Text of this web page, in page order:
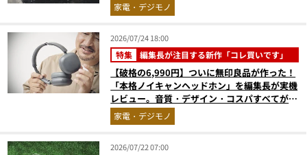
家電・デジモノ
2026/07/24 18:00
特集 編集長が注目する新作「コレ買いです」
【破格の6,990円】ついに無印良品が作った！
「本格ノイキャンヘッドホン」を編集長が実機
レビュー。音質・デザイン・コスパすべてが大
正解だった『コレ買いです』Vol.171
家電・デジモノ
2026/07/22 07:00